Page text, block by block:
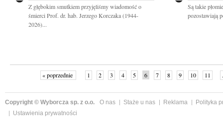
Z głębokim smutkiem przyjęliśmy wiadomość o
śmierci Prof. dr. hab. Jerzego Korczaka (1944-
2026)...
Są takie
pozostawiają
« poprzednie 1 2 3 4 5 6 7 8 9 10 11
Copyright © Wyborcza sp. z o.o. O nas Staże u nas Reklama
Polityka
Ustawienia prywatności